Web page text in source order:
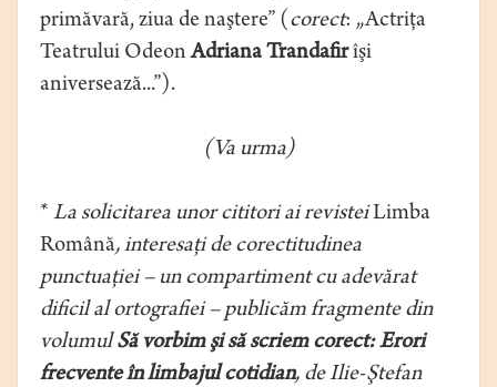
primăvară, ziua de naştere” (corect: „Actriţa
Teatrului OdeonAdriana Trandafirîşi
aniversează...”).
(Va urma)
* La solicitarea unor cititori ai revisteiLimba
Română, interesaţi de corectitudinea
punctuaţiei – un compartiment cu adevărat
dificil al ortografiei – publicăm fragmente din
volumulSă vorbim şi să scriem corect: Erori
frecvente în limbajul cotidian, de Ilie-Ştefan